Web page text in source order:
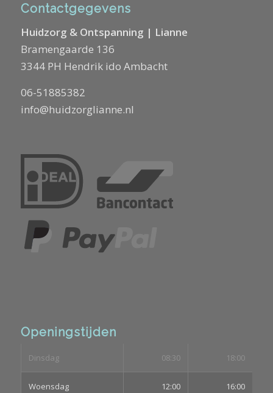
Contactgegevens
Huidzorg & Ontspanning | Lianne
Bramengaarde 136
3344 PH Hendrik ido Ambacht
06-51885382
info@huidzorglianne.nl
Openingstijden
Dinsdag 08:30 18:00
Woensdag 12:00 16:00